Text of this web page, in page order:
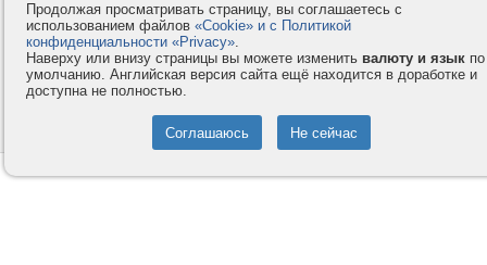
Контакты
Компания
Privacy и Cookie
Услуги
Как оплатить
Помощь
© 2008-2026
- Все права защищены.
Продолжая просматривать страницу, вы соглашаетесь с
использованием файлов «Cookie» и с Политикой
конфиденциальности «Privacy».
Наверху или внизу страницы вы можете изменить валюту и язык по
умолчанию. Английская версия сайта ещё находится в доработке и
доступна не полностью.